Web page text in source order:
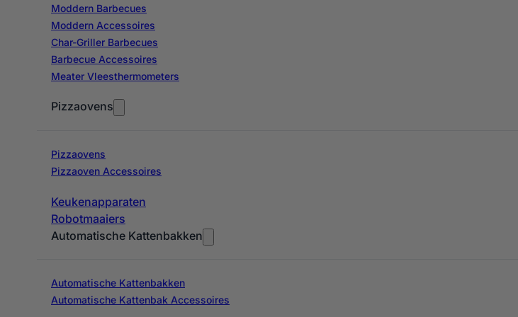
Moddern Barbecues
Moddern Accessoires
Char-Griller Barbecues
Barbecue Accessoires
Meater Vleesthermometers
Pizzaovens
Pizzaovens
Pizzaoven Accessoires
Keukenapparaten
Robotmaaiers
Automatische Kattenbakken
Automatische Kattenbakken
Automatische Kattenbak Accessoires